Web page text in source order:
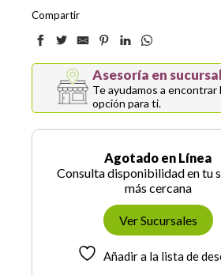
Compartir
Asesoría en sucursal
Te ayudamos a encontrar
opción para ti.
Agotado en Línea
Consulta disponibilidad en tu
más cercana
Ver Sucursales
Añadir a la lista de